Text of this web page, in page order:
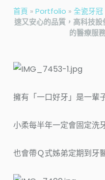
首頁 »Portfolio »全瓷牙冠
速又安心的品質，高科技
的醫療服
擁有「一口好牙」是一輩
小柔每半年一定會固定洗
也會帶Ｑ式姊弟定期到牙